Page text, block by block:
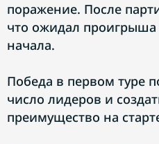
поражение. После
что ожидал проигрыша
начала.
Победа в первом туре
число лидеров и
преимущество на